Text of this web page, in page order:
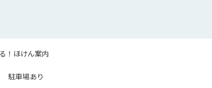
！ほけん案内
駐車場あり